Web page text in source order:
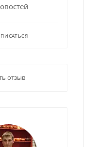
отзыв